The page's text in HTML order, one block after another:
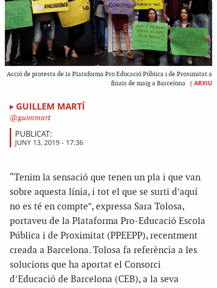
Acció de protesta de la Plataforma Pro Educació Pública i de Proximitat a
finals de maig a Barcelona
| ARXIU
GUILLEM MARTÍ
guimmart
PUBLICAT:
JUNY 13, 2019 - 17:36
“Tenim la sensació que tenen un pla i que van
sobre aquesta línia, i tot el que se surti d’aquí
no es té en compte”, expressa Sara Tolosa,
portaveu de la Plataforma Pro-Educació Escola
Pública i de Proximitat (PPEEPP), recentment
creada a Barcelona. Tolosa fa referència a les
solucions que ha aportat el Consorci
d’Educació de Barcelona (CEB), a la seva